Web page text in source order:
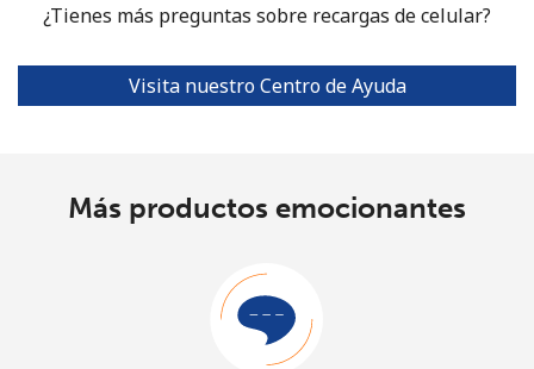
¿Tienes más preguntas sobre recargas de celular?
Visita nuestro Centro de Ayuda
Más productos emocionantes